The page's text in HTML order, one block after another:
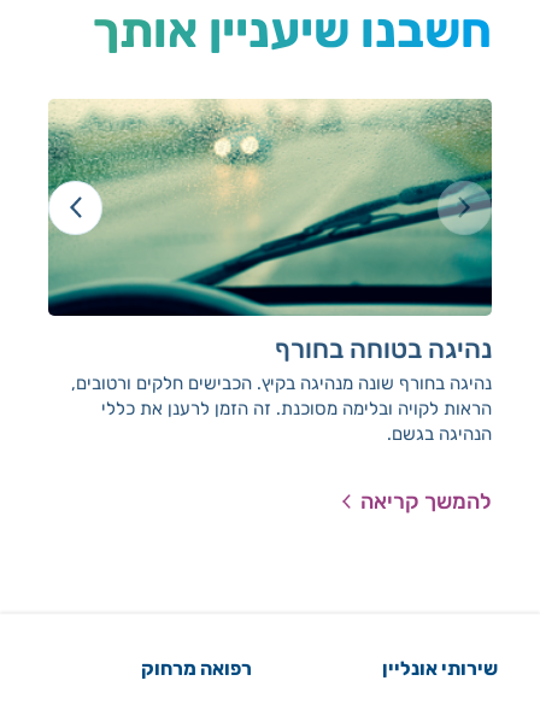
חשבנו שיעניין אותך
נהיגה בטוחה בחורף
נהיגה בחורף שונה מנהיגה בקיץ. הכבישים חלקים ורטובים,
הראות לקויה ובלימה מסוכנת. זה הזמן לרענן את כללי
הנהיגה בגשם.
להמשך קריאה
שירותי אונליין רפואה מרחוק